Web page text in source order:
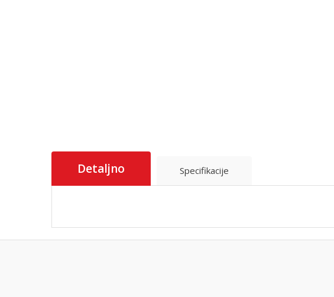
Detaljno Specifikacije